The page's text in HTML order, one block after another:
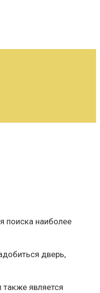
поиска наиболее
дверь,
является